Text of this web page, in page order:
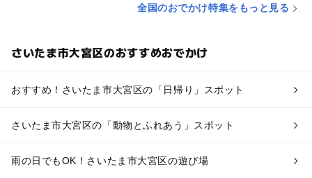
全国のおでかけ特集をもっと見る
さいたま市大宮区のおすすめおでかけ
おすすめ！さいたま市大宮区の「日帰り」スポット
さいたま市大宮区の「動物とふれあう」スポット
雨の日でもOK！さいたま市大宮区の遊び場